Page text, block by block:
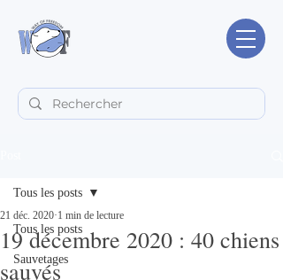
Tous les posts
Sauvetages
Tous les posts
19 décembre 2020 : 40 chiens
sauvés
21 déc. 2020 1 min de lecture